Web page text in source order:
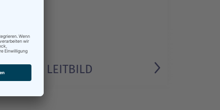
LEITBILD